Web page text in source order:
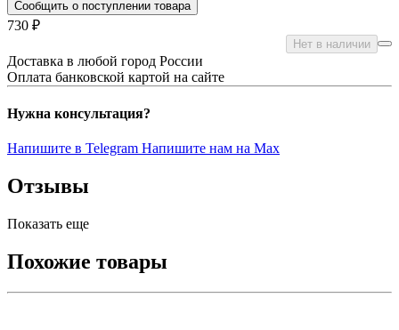
Сообщить о поступлении товара
730 ₽
Нет в наличии
Доставка в любой город России
Оплата банковской картой на сайте
Нужна консультация?
Напишите в Telegram Напишите нам на Max
Отзывы
Показать еще
Похожие товары